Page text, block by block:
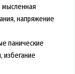
мысленная
напряжение
панические
избегание